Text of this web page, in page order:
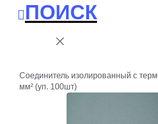
ПОИСК
Соединитель изолированный с
мм² (уп. 100шт)